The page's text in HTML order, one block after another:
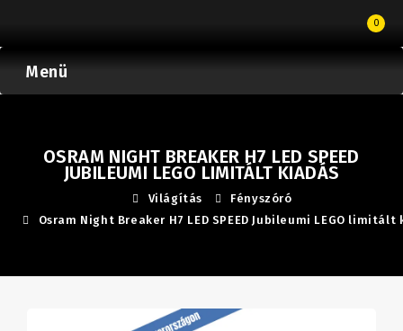
0
Menü
OSRAM NIGHT BREAKER H7 LED SPEED
JUBILEUMI LEGO LIMITÁLT KIADÁS
Világítás
Fényszóró
Osram Night Breaker H7 LED SPEED Jubileumi LEGO limitált